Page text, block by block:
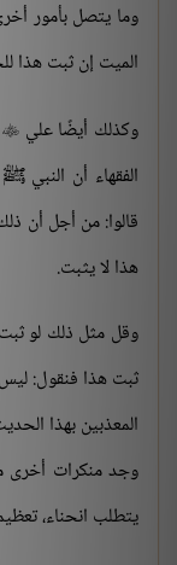
وما يتصل بأمور
الميت إن ثبت هذا
وكذلك أيضًا علي
الفقهاء أن
قالوا: من أجل أن
هذا لا يثبت.
وقل مثل ذلك لو ثبت
ثبت هذا فنقول:
المعذبين بهذا
وجد منكرات أخرى
يتطلب انحناء،